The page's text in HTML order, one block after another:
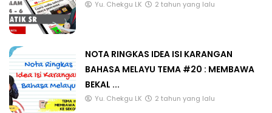
Yu. Chekgu LK 2 tahun yang lalu
NOTA RINGKAS IDEA ISI KARANGAN
BAHASA MELAYU TEMA #20 : MEMBAWA
BEKAL ...
Yu. Chekgu LK 2 tahun yang lalu